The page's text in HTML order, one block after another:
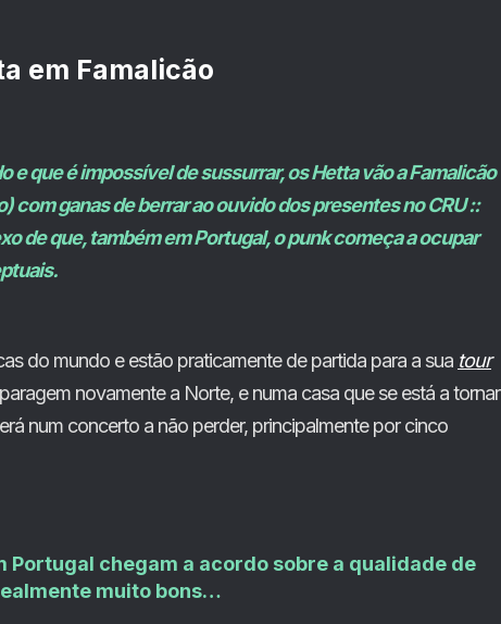
em Famalicão
e que é impossível de sussurrar, os Hetta vão a Famalicão
com ganas de berrar ao ouvido dos presentes no CRU ::
de que, também em Portugal, o punk começa a ocupar
do mundo e estão praticamente de partida para a sua tour
novamente a Norte, e numa casa que se está a tornar
num concerto a não perder, principalmente por cinco
Portugal chegam a acordo sobre a qualidade de
muito bons…